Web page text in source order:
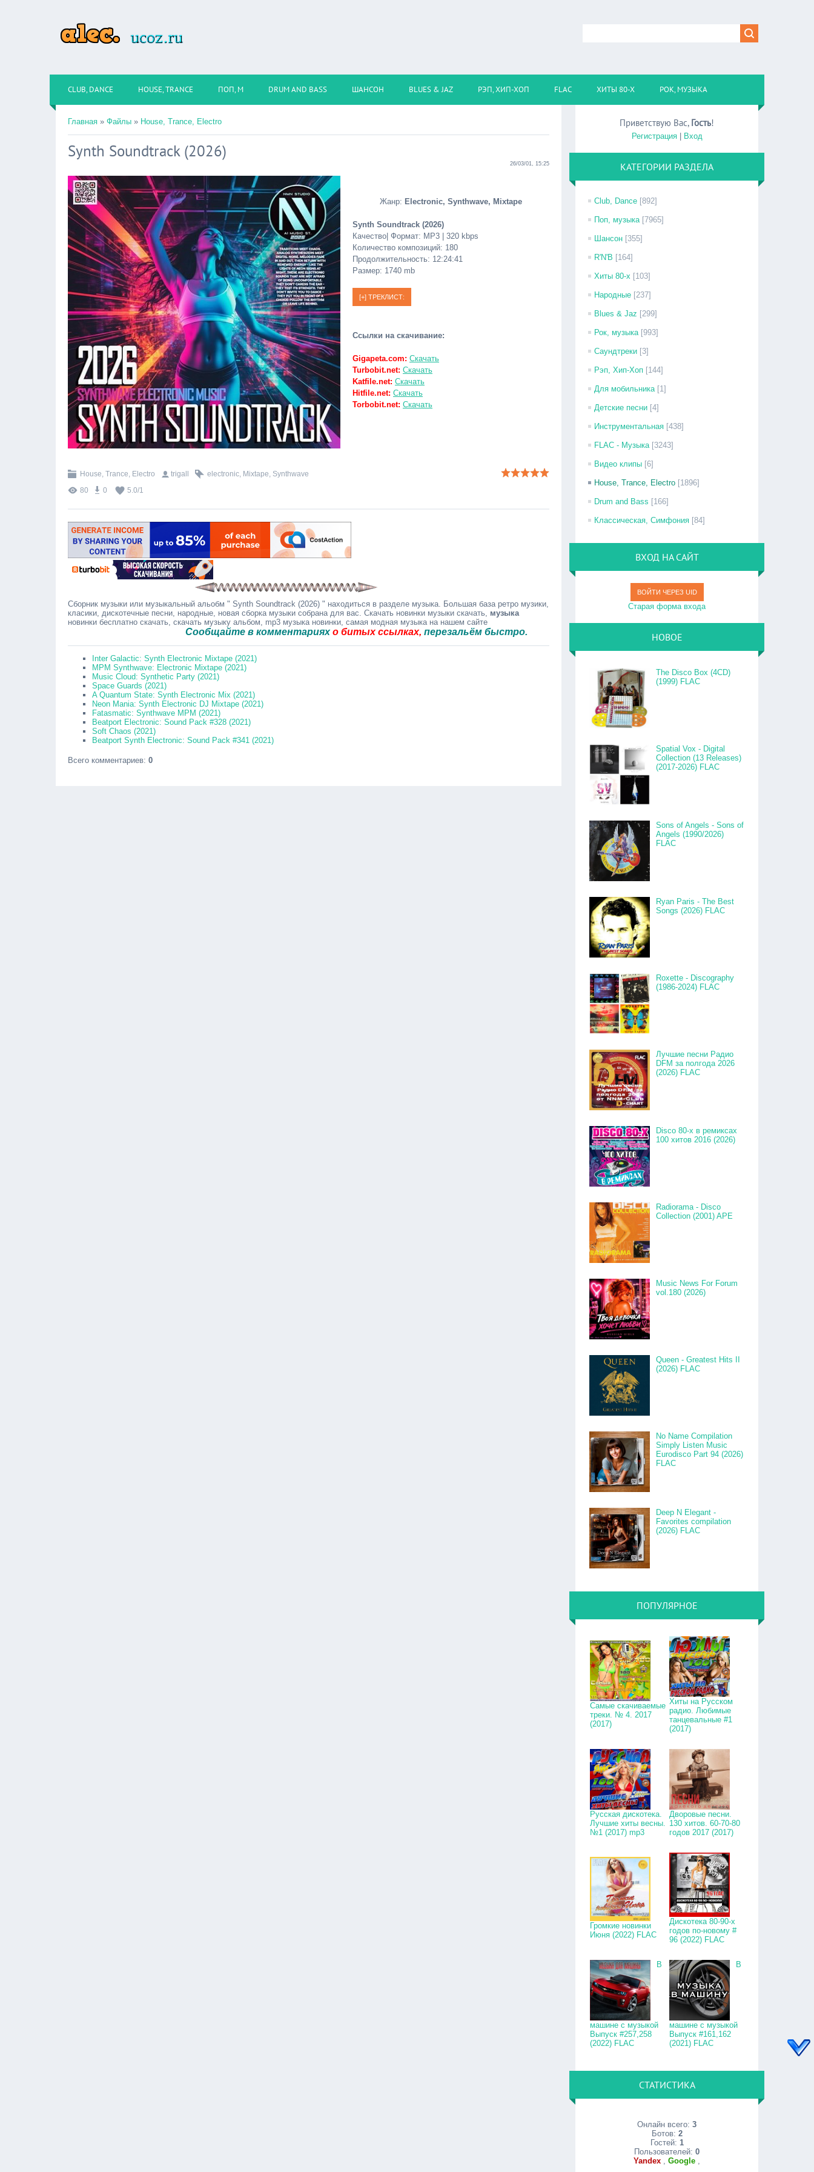
CLUB, DANCE HOUSE, TRANCE ПОП, М DRUM AND BASS ШАНСОН BLUES & JAZ РЭП, ХИП-ХОП FLAC ХИТЫ 80-Х РОК, МУЗЫКА
Главная » Файлы » House, Trance, Electro
Synth Soundtrack (2026)
26/03/01, 15:25
Жанр: Electronic, Synthwave, Mixtape
Synth Soundtrack (2026)
Качество| Формат: MP3 | 320 kbps
Количество композиций: 180
Продолжительность: 12:24:41
Размер: 1740 mb
Ссылки на скачивание:
Gigapeta.com: Скачать
Turbobit.net: Скачать
Katfile.net: Скачать
Hitfile.net: Скачать
Torbobit.net: Скачать
House, Trance, Electro trigall electronic, Mixtape, Synthwave
80
0 5.0/1
Сборник музыки или музыкальный альобм " Synth Soundtrack (2026) " находиться в разделе музыка. Большая база ретро музики,
класики, дискотечные песни, народные, новая сборка музыки собрана для вас. Скачать новинки музыки скачать, музыка
новинки бесплатно скачать, скачать музыку альбом, mp3 музыка новинки, самая модная музыка на нашем сайте
Сообщайте в комментарияхо битых ссылках,перезальём быстро.
Inter Galactic: Synth Electronic Mixtape (2021)
MPM Synthwave: Electronic Mixtape (2021)
Music Cloud: Synthetic Party (2021)
Space Guards (2021)
A Quantum State: Synth Electronic Mix (2021)
Neon Mania: Synth Electronic DJ Mixtape (2021)
Fatasmatic: Synthwave MPM (2021)
Beatport Electronic: Sound Pack #328 (2021)
Soft Chaos (2021)
Beatport Synth Electronic: Sound Pack #341 (2021)
Всего комментариев: 0
Приветствую Вас, Гость!
Регистрация| Вход
КАТЕГОРИИ РАЗДЕЛА
Club, Dance [892]
Поп, музыка [7965]
Шансон [355]
R'N'B [164]
Хиты 80-х [103]
Народные [237]
Blues & Jaz [299]
Рок, музыка [993]
Саундтреки [3]
Рэп, Хип-Хоп [144]
Для мобильника [1]
Детские песни [4]
Инструментальная [438]
FLAC - Музыка [3243]
Видео клипы [6]
House, Trance, Electro [1896]
Drum and Bass [166]
Классическая, Симфония [84]
ВХОД НА САЙТ
ВОЙТИ ЧЕРЕЗ UID
Старая форма входа
НОВОЕ
The Disco Box (4CD)
(1999) FLAC
Spatial Vox - Digital
Collection (13 Releases)
(2017-2026) FLAC
Sons of Angels - Sons of
Angels (1990/2026)
FLAC
Ryan Paris - The Best
Songs (2026) FLAC
Roxette - Discography
(1986-2024) FLAC
Лучшие песни Радио
DFM за полгода 2026
(2026) FLAC
Disco 80-x в ремиксах
100 хитов 2016 (2026)
Radiorama - Disco
Collection (2001) APE
Music News For Forum
vol.180 (2026)
Queen - Greatest Hits II
(2026) FLAC
No Name Compilation
Simply Listen Music
Eurodisco Part 94 (2026)
FLAC
Deep N Elegant -
Favorites compilation
(2026) FLAC
ПОПУЛЯРНОЕ
Самые скачиваемые
треки. № 4. 2017
(2017)
Хиты на Русском
радио. Любимые
танцевальные #1
(2017)
Русская дискотека.
Лучшие хиты весны.
№1 (2017) mp3
Дворовые песни.
130 хитов. 60-70-80
годов 2017 (2017)
Громкие новинки
Июня (2022) FLAC
Дискотека 80-90-х
годов по-новому #
96 (2022) FLAC
В
машине с музыкой
Выпуск #257,258
(2022) FLAC
В
машине с музыкой
Выпуск #161,162
(2021) FLAC
СТАТИСТИКА
Онлайн всего:3
Ботов: 2
Гостей: 1
Пользователей:0
Yandex ,Google ,